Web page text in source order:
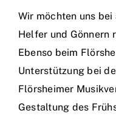
Wir möchten uns
Helfer und Gönnern
Ebenso beim
Unterstützung bei
Flörsheimer
Gestaltung des